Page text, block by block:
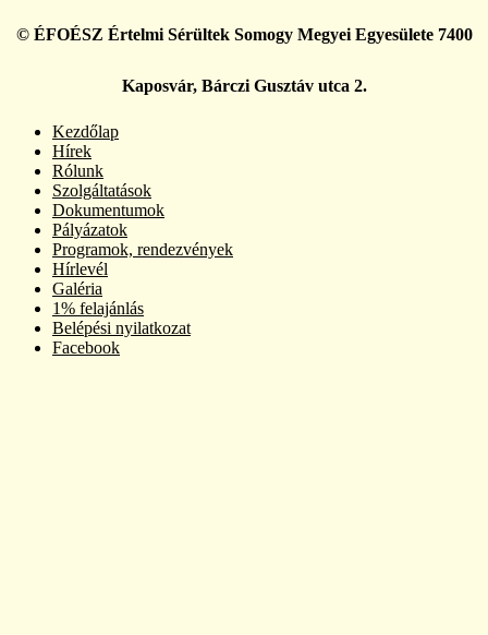
© ÉFOÉSZ Értelmi Sérültek Somogy Megyei Egyesülete 7400
Kaposvár, Bárczi Gusztáv utca 2.
Kezdőlap
Hírek
Rólunk
Szolgáltatások
Dokumentumok
Pályázatok
Programok, rendezvények
Hírlevél
Galéria
1% felajánlás
Belépési nyilatkozat
Facebook